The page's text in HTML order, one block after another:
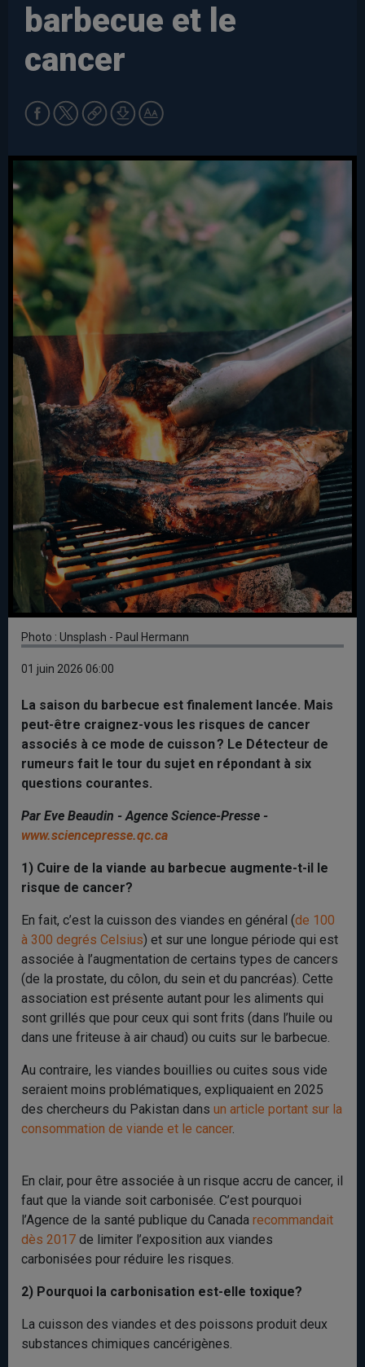
barbecue et le
cancer
Photo : Unsplash - Paul Hermann
01 juin 2026 06:00
La saison du barbecue est finalement lancée. Mais
peut-être craignez-vous les risques de cancer
associés à ce mode de cuisson ? Le Détecteur de
rumeurs fait le tour du sujet en répondant à six
questions courantes.
Par Eve Beaudin - Agence Science-Presse -
www.sciencepresse.qc.ca
1) Cuire de la viande au barbecue augmente-t-il le
risque de cancer?
En fait, c’est la cuisson des viandes en général (de 100
à 300 degrés Celsius) et sur une longue période qui est
associée à l’augmentation de certains types de cancers
(de la prostate, du côlon, du sein et du pancréas). Cette
association est présente autant pour les aliments qui
sont grillés que pour ceux qui sont frits (dans l’huile ou
dans une friteuse à air chaud) ou cuits sur le barbecue.
Au contraire, les viandes bouillies ou cuites sous vide
seraient moins problématiques, expliquaient en 2025
des chercheurs du Pakistan dans un article portant sur la
consommation de viande et le cancer.
En clair, pour être associée à un risque accru de cancer, il
faut que la viande soit carbonisée. C’est pourquoi
l’Agence de la santé publique du Canada recommandait
dès 2017 de limiter l’exposition aux viandes
carbonisées pour réduire les risques.
2) Pourquoi la carbonisation est-elle toxique?
La cuisson des viandes et des poissons produit deux
substances chimiques cancérigènes.